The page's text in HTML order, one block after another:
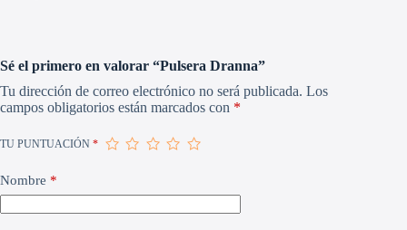
Sé el primero en valorar “Pulsera Dranna”
Tu dirección de correo electrónico no será publicada. Los
campos obligatorios están marcados con *
TU PUNTUACIÓN *
Nombre *